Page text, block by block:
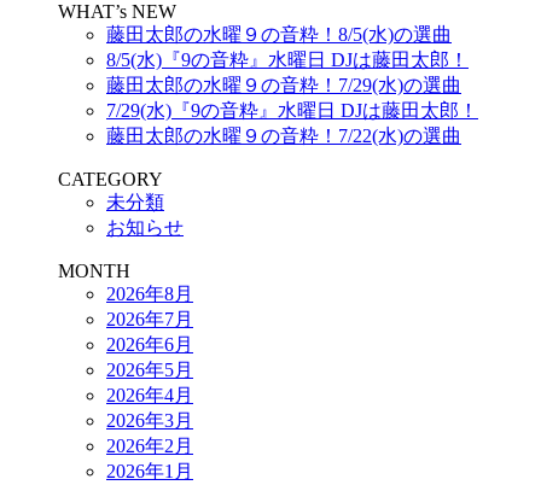
WHAT’s NEW
藤田太郎の水曜９の音粋！8/5(水)の選曲
8/5(水)『9の音粋』水曜日 DJは藤田太郎！
藤田太郎の水曜９の音粋！7/29(水)の選曲
7/29(水)『9の音粋』水曜日 DJは藤田太郎！
藤田太郎の水曜９の音粋！7/22(水)の選曲
CATEGORY
未分類
お知らせ
MONTH
2026年8月
2026年7月
2026年6月
2026年5月
2026年4月
2026年3月
2026年2月
2026年1月